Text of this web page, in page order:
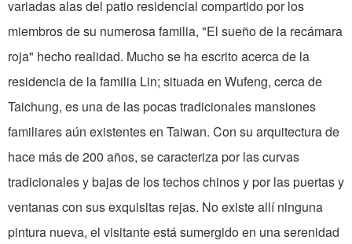
variadas alas del patio residencial compartido por los
miembros de su numerosa familia, "El sueño de la recámara
roja" hecho realidad. Mucho se ha escrito acerca de la
residencia de la familia Lin; situada en Wufeng, cerca de
Taichung, es una de las pocas tradicionales mansiones
familiares aún existentes en Taiwan. Con su arquitectura de
hace más de 200 años, se caracteriza por las curvas
tradicionales y bajas de los techos chinos y por las puertas y
ventanas con sus exquisitas rejas. No existe allí ninguna
pintura nueva, el visitante está sumergido en una serenidad